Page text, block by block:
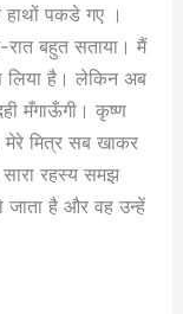
हाथों पकडे गए ।
बहुत सताया। मैं
लिया है। लेकिन अब
मँगाऊँगी। कृष्ण
मित्र सब खाकर
रहस्य समझ
जाता है और वह उन्हें